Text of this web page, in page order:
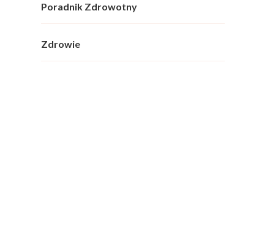
Poradnik Zdrowotny
Zdrowie